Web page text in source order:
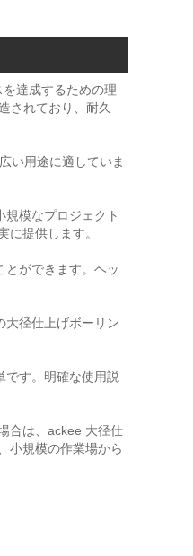
達成するための理
されており、耐久
い用途に適していま
模なプロジェクト
提供します。
とができます。ヘッ
大径仕上げボーリン
す。明確な使用説
合は、ackee 大径仕
小規模の作業場から